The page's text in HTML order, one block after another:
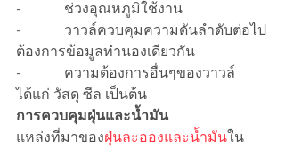
-            ช่วงอุณหภูมิใช้งาน
-            วาวล์ควบคุมความดันลำดับต่อไป
ต้องการข้อมูลทำนองเดียวกัน
-            ความต้องการอื่นๆของวาวล์
ได้แก่ วัสดุ ซีล เป็นต้น
การควบคุมฝุ่นและน้ำมัน
แหล่งที่มาของฝุ่นละอองและน้ำมันใน